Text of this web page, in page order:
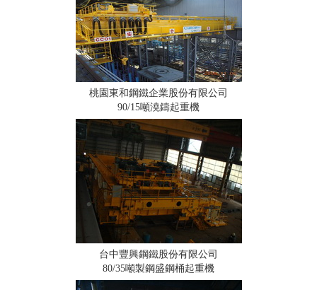
桃園東和鋼鐵企業股份有限公司
90/15噸澆鑄起重機
台中豐興鋼鐵股份有限公司
80/35噸製鋼盛鋼桶起重機